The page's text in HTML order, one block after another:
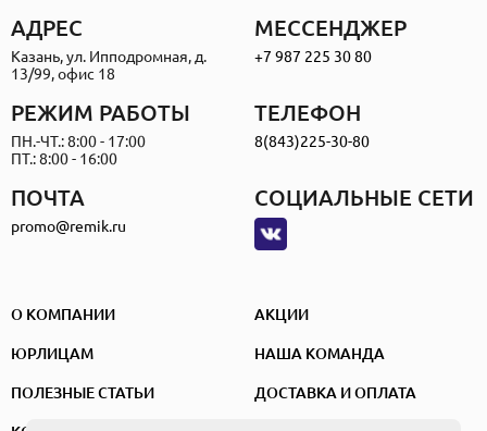
АДРЕС
Казань, ул. Ипподромная, д.
13/99, офис 18
МЕССЕНДЖЕР
+7 987 225 30 80
ПОЧТА
promo@remik.ru
РЕЖИМ РАБОТЫ
ПН.-ЧТ.: 8:00 - 17:00
ПТ.: 8:00 - 16:00
ТЕЛЕФОН
8(843)225-30-80
СОЦИАЛЬНЫЕ СЕТИ
О КОМПАНИИ АКЦИИ
ЮРЛИЦАМ НАША КОМАНДА
ПОЛЕЗНЫЕ СТАТЬИ ДОСТАВКА И ОПЛАТА